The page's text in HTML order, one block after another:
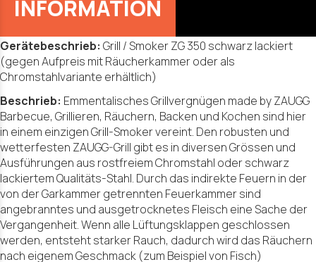
Gerätebeschrieb: Grill / Smoker ZG 350 schwarz lackiert
(gegen Aufpreis mit Räucherkammer oder als
Chromstahlvariante erhältlich)
Beschrieb: Emmentalisches Grillvergnügen made by ZAUGG
Barbecue, Grillieren, Räuchern, Backen und Kochen sind hier
in einem einzigen Grill-Smoker vereint. Den robusten und
wetterfesten ZAUGG-Grill gibt es in diversen Grössen und
Ausführungen aus rostfreiem Chromstahl oder schwarz
lackiertem Qualitäts-Stahl. Durch das indirekte Feuern in der
von der Garkammer getrennten Feuerkammer sind
angebranntes und ausgetrocknetes Fleisch eine Sache der
Vergangenheit. Wenn alle Lüftungsklappen geschlossen
werden, entsteht starker Rauch, dadurch wird das Räuchern
nach eigenem Geschmack (zum Beispiel von Fisch)